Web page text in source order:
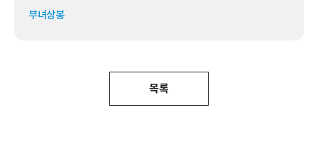
부녀상봉
목록